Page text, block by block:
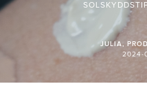
JULIA,
2024-